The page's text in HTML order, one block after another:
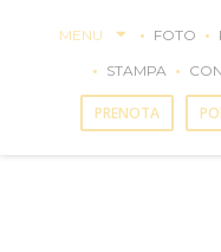
MENU FOTO
STAMPA
PRENOTA